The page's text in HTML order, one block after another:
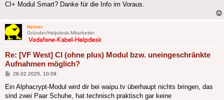
CI+ Modul Smart? Danke für die Info im Voraus.
Heiner
Gründer/Helpdesk-Mitarbeiter
Re: [VF West] CI (ohne plus) Modul bzw. uneingeschränkte
Aufnahmen möglich?
Beitrag
28.02.2025, 10:09
Ein Alphacrypt-Modul wird dir bei waipu.tv überhaupt nichts bringen, das
sind zwei Paar Schuhe, hat technisch praktisch gar keine